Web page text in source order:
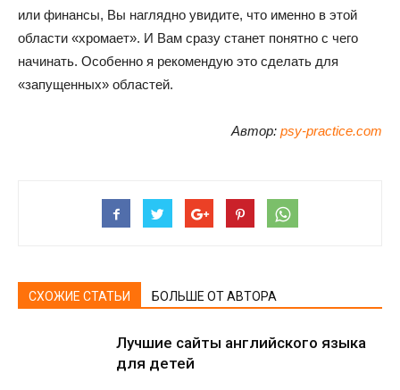
или финансы, Вы наглядно увидите, что именно в этой
области «хромает». И Вам сразу станет понятно с чего
начинать. Особенно я рекомендую это сделать для
«запущенных» областей.
Автор: psy-practice.com
СХОЖИЕ СТАТЬИ БОЛЬШЕ ОТ АВТОРА
Лучшие сайты английского языка
для детей